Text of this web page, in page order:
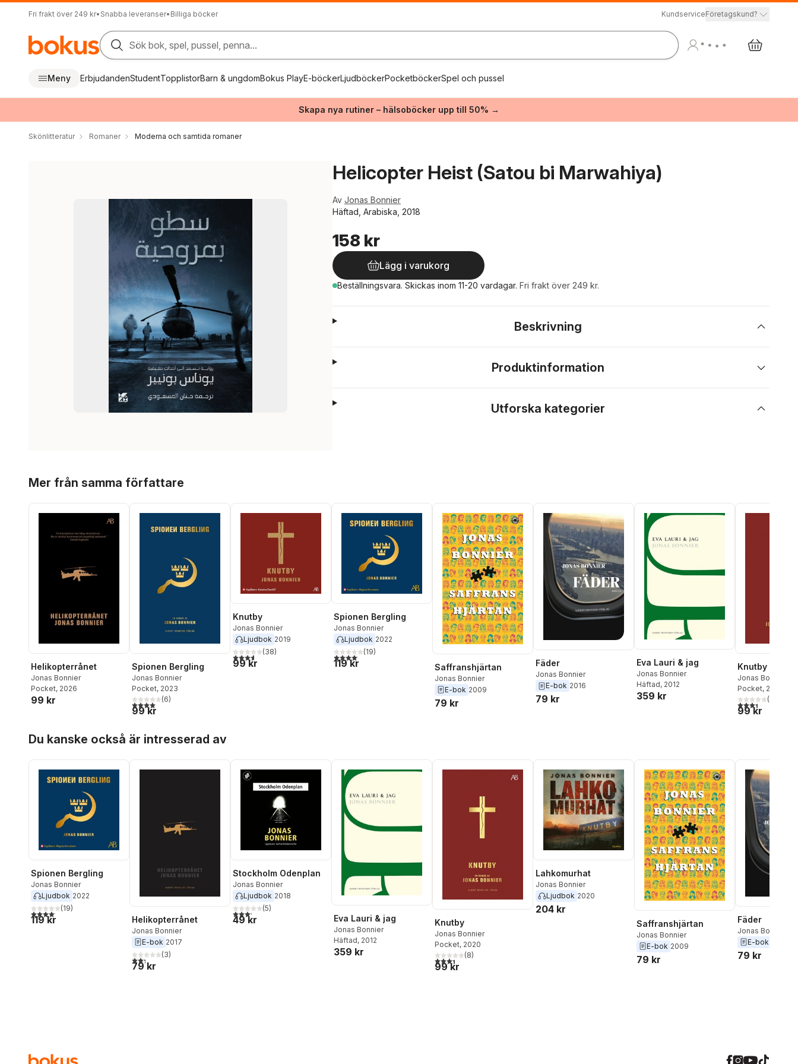
Fri frakt över 249 kr• Snabba leveranser• Billiga böcker KundserviceFöretagskund?
Sök bok, spel, pussel, penna...
Meny ErbjudandenStudentTopplistorBarn & ungdomBokus PlayE-böckerLjudböckerPocketböckerSpel och pussel
Skapa nya rutiner – hälsoböcker upp till 50% →
Skönlitteratur Romaner Moderna och samtida romaner
Helicopter Heist (Satou bi Marwahiya)
Av Jonas Bonnier
Häftad, Arabiska, 2018
158 kr
Lägg i varukorg
Beställningsvara. Skickas inom 11-20 vardagar. Fri frakt över 249 kr.
Beskrivning
Produktinformation
Utforska kategorier
Mer från samma författare
Helikopterrånet
Jonas Bonnier
Pocket, 2026
99 kr
Spionen Bergling
Jonas Bonnier
Pocket, 2023
4,0utav 5 stjärnor. Totalt antal röster:
(6)
99 kr
Knutby
Jonas Bonnier
Ljudbok 2019
3,6utav 5 stjärnor. Totalt antal röster:
(38)
99 kr
Spionen Bergling
Jonas Bonnier
Ljudbok 2022
4,1utav 5 stjärnor. Totalt antal röster:
(19)
119 kr Saffranshjärtan
Jonas Bonnier
E-bok 2009
79 kr
Fäder
Jonas Bonnier
E-bok 2016
79 kr
Eva Lauri & jag
Jonas Bonnier
Häftad, 2012
359 kr
Knutby
Jonas Bonnier
Pocket, 2020
3,4utav 5(
99 kr
Du kanske också är intresserad av
Spionen Bergling
Jonas Bonnier
Ljudbok 2022
4,1utav 5 stjärnor. Totalt antal röster:
(19)
119 kr Helikopterrånet
Jonas Bonnier
E-bok 2017
2,3utav 5 stjärnor. Totalt antal röster:
(3)
79 kr
Stockholm Odenplan
Jonas Bonnier
Ljudbok 2018
3,2utav 5 stjärnor. Totalt antal röster:
(5)
49 kr Eva Lauri & jag
Jonas Bonnier
Häftad, 2012
359 kr
Knutby
Jonas Bonnier
Pocket, 2020
3,4utav 5 stjärnor. Totalt antal röster:
(8)
99 kr
Lahkomurhat
Jonas Bonnier
Ljudbok 2020
204 kr
Saffranshjärtan
Jonas Bonnier
E-bok 2009
79 kr
Fäder
Jonas Bonnier
E-bok
79 kr